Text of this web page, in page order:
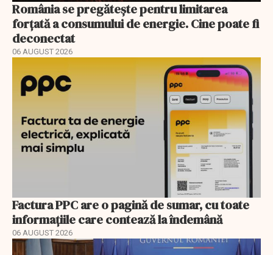
România se pregătește pentru limitarea
forțată a consumului de energie. Cine poate fi
deconectat
06 AUGUST 2026
Factura PPC are o pagină de sumar, cu toate
informațiile care contează la îndemână
06 AUGUST 2026